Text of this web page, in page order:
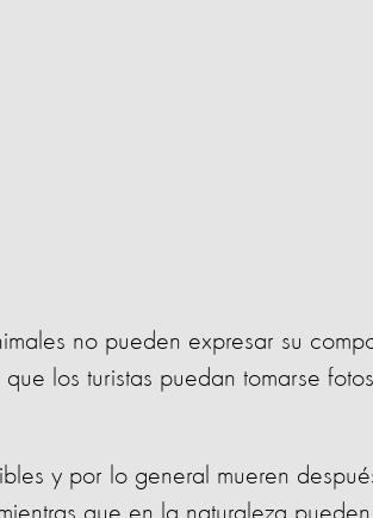
no pueden expresar su
los turistas puedan tomarse
y por lo general mueren